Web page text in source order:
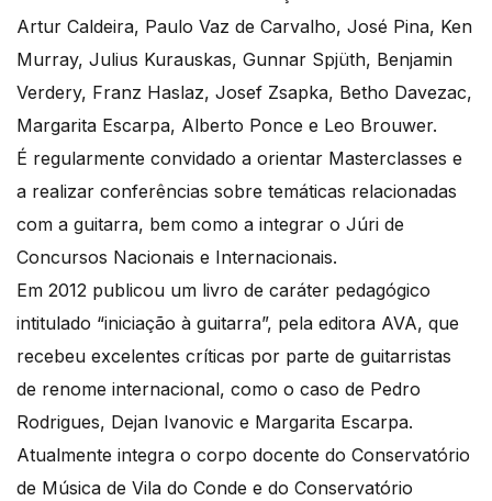
Artur Caldeira, Paulo Vaz de Carvalho, José Pina, Ken
Murray, Julius Kurauskas, Gunnar Spjüth, Benjamin
Verdery, Franz Haslaz, Josef Zsapka, Betho Davezac,
Margarita Escarpa, Alberto Ponce e Leo Brouwer.
É regularmente convidado a orientar Masterclasses e
a realizar conferências sobre temáticas relacionadas
com a guitarra, bem como a integrar o Júri de
Concursos Nacionais e Internacionais.
Em 2012 publicou um livro de caráter pedagógico
intitulado “iniciação à guitarra”, pela editora AVA, que
recebeu excelentes críticas por parte de guitarristas
de renome internacional, como o caso de Pedro
Rodrigues, Dejan Ivanovic e Margarita Escarpa.
Atualmente integra o corpo docente do Conservatório
de Música de Vila do Conde e do Conservatório